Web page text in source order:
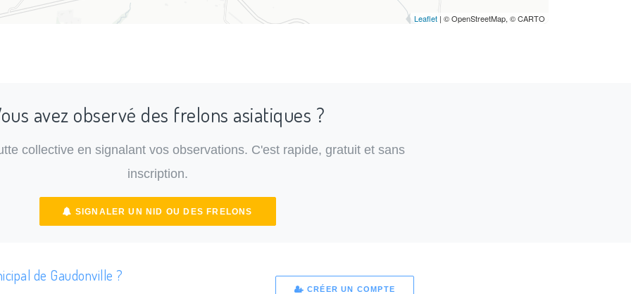
Leaflet | © OpenStreetMap, © CARTO
avez observé des frelons asiatiques ?
collective en signalant vos observations. C'est rapide, gratuit et sans
inscription.
SIGNALER UN NID OU DES FRELONS
de Gaudonville ?
CRÉER UN COMPTE